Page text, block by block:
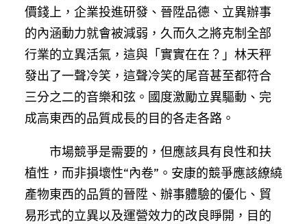
價錢上，企業投進研發、晉陞品德、立異辦事
的內涵動力就會被減弱，久而久之將克制全部
行業的立異活氣，這與「實實在在？」林天秤
發出了一聲冷笑，這聲冷笑的尾音甚至都符合
三分之二的音樂和弦。國度激勵立異驅動、完
成高東西的品質成長的目的各走各路。
市場競爭是需要的，但應該具有良性和扶
植性，而非損壞性“內卷”。安康的競爭應該繚繞
產物東西的品質的晉陞、辦事體驗的優化、貿
易形式的立異以及運營效力的改良睜開，目的